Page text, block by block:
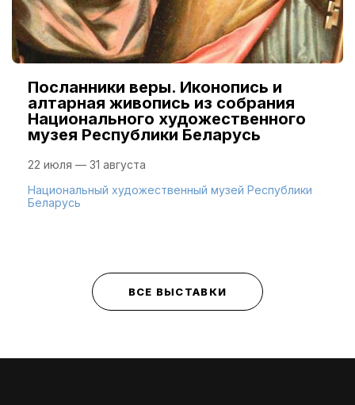
Посланники веры. Иконопись и
алтарная живопись из собрания
Национального художественного
музея Республики Беларусь
22 июля — 31 августа
Национальный художественный музей Республики
Беларусь
ВСЕ ВЫСТАВКИ